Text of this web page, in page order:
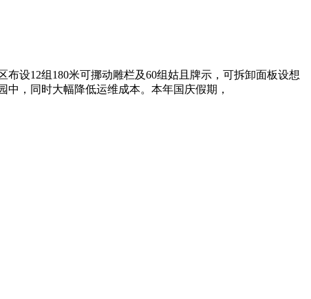
设12组180米可挪动雕栏及60组姑且牌示，可拆卸面板设想
，同时大幅降低运维成本。本年国庆假期，